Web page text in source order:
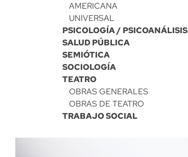
AMERICANA
UNIVERSAL
PSICOLOGÍA / PSICOANÁLISIS
SALUD PÚBLICA
SEMIÓTICA
SOCIOLOGÍA
TEATRO
OBRAS GENERALES
OBRAS DE TEATRO
TRABAJO SOCIAL